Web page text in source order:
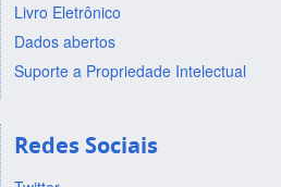
Livro Eletrônico
Dados abertos
Suporte a Propriedade Intelectual
Redes Sociais